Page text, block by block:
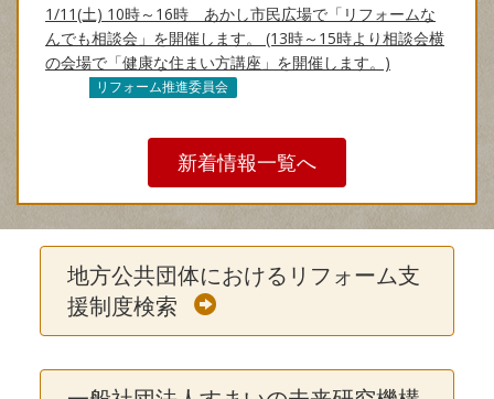
1/11(土) 10時～16時 あかし市民広場で「リフォームな
んでも相談会」を開催します。 (13時～15時より相談会横
の会場で「健康な住まい方講座」を開催します。)
リフォーム推進委員会
新着情報一覧へ
地方公共団体におけるリフォーム支
援制度検索